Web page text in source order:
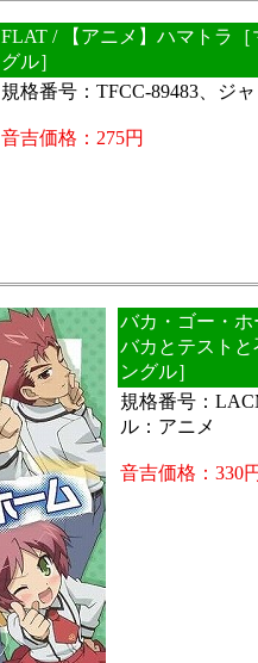
FLAT / 【アニメ】ハマトラ［
グル］
規格番号：TFCC-89483、ジ
音吉価格：275円
バカ・ゴー・
バカとテスト
ングル］
規格番号：
ル：アニメ
音吉価格：330